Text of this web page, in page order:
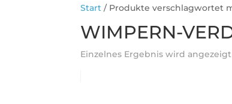
Start / Produkte verschlagwortet
WIMPERN-
Einzelnes Ergebnis wird angezeigt